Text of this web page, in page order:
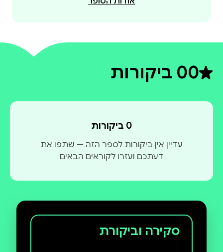
0דירוג ממוצע 0 מתוך 5
0 ביקורות
0 ביקורות
עדיין אין ביקורות לספר הזה — שתפו את
דעתכם ועזרו לקוראים הבאים
סקירה וביקורת